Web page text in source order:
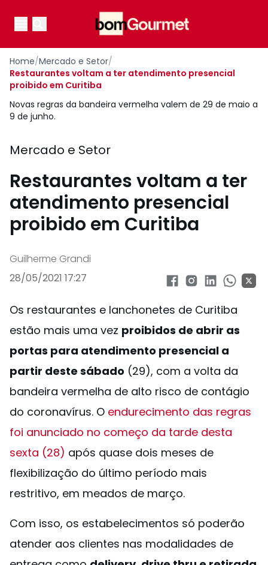
Open main menu
Open main menu
Home/Mercado e Setor/
Restaurantes voltam a ter atendimento presencial
proibido em Curitiba
Novas regras da bandeira vermelha valem de 29 de maio a
9 de junho.
Mercado e Setor
Restaurantes voltam a ter
atendimento presencial
proibido em Curitiba
Guilherme Grandi
28/05/2021 17:27
Os restaurantes e lanchonetes de Curitiba
estão mais uma vez proibidos de abrir as
portas para atendimento presencial a
partir deste sábado (29), com a volta da
bandeira vermelha de alto risco de contágio
do coronavírus. O endurecimento das regras
foi anunciado no começo da tarde desta
sexta (28) após quase dois meses de
flexibilização do último período mais
restritivo, em meados de março.
Com isso, os estabelecimentos só poderão
atender aos clientes nas modalidades de